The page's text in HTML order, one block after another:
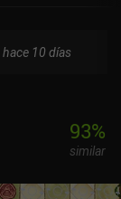
hace 10 días
93%
similar